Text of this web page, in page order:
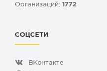
Организаций: 1772
СОЦСЕТИ
ВКонтакте